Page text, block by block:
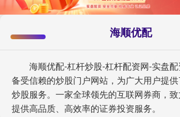
海顺优配
海顺优配-杠杆炒股-杠杆配资网-实盘
备受信赖的炒股门户网站，为广大用户提
炒股服务。一家全球领先的互联网券商，
提供高品质、高效率的证券投资服务。